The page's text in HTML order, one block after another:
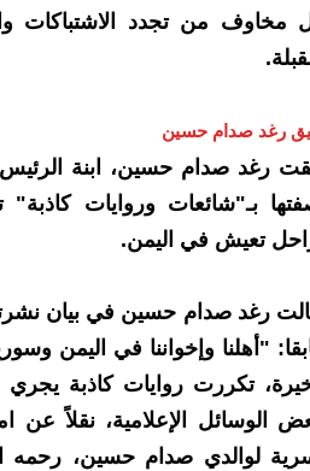
مخاوف من تجدد الاشتباكات
رغد صدام حسين
رغد صدام حسين، ابنة
بـ"شائعات وروايات
تعيش في اليمن.
رغد صدام حسين في بيان
"أهلنا وإخواننا في اليمن
تكررت روايات كاذبة
الوسائل الإعلامية، نقلاً عن
لوالدي صدام حسين، رحمه